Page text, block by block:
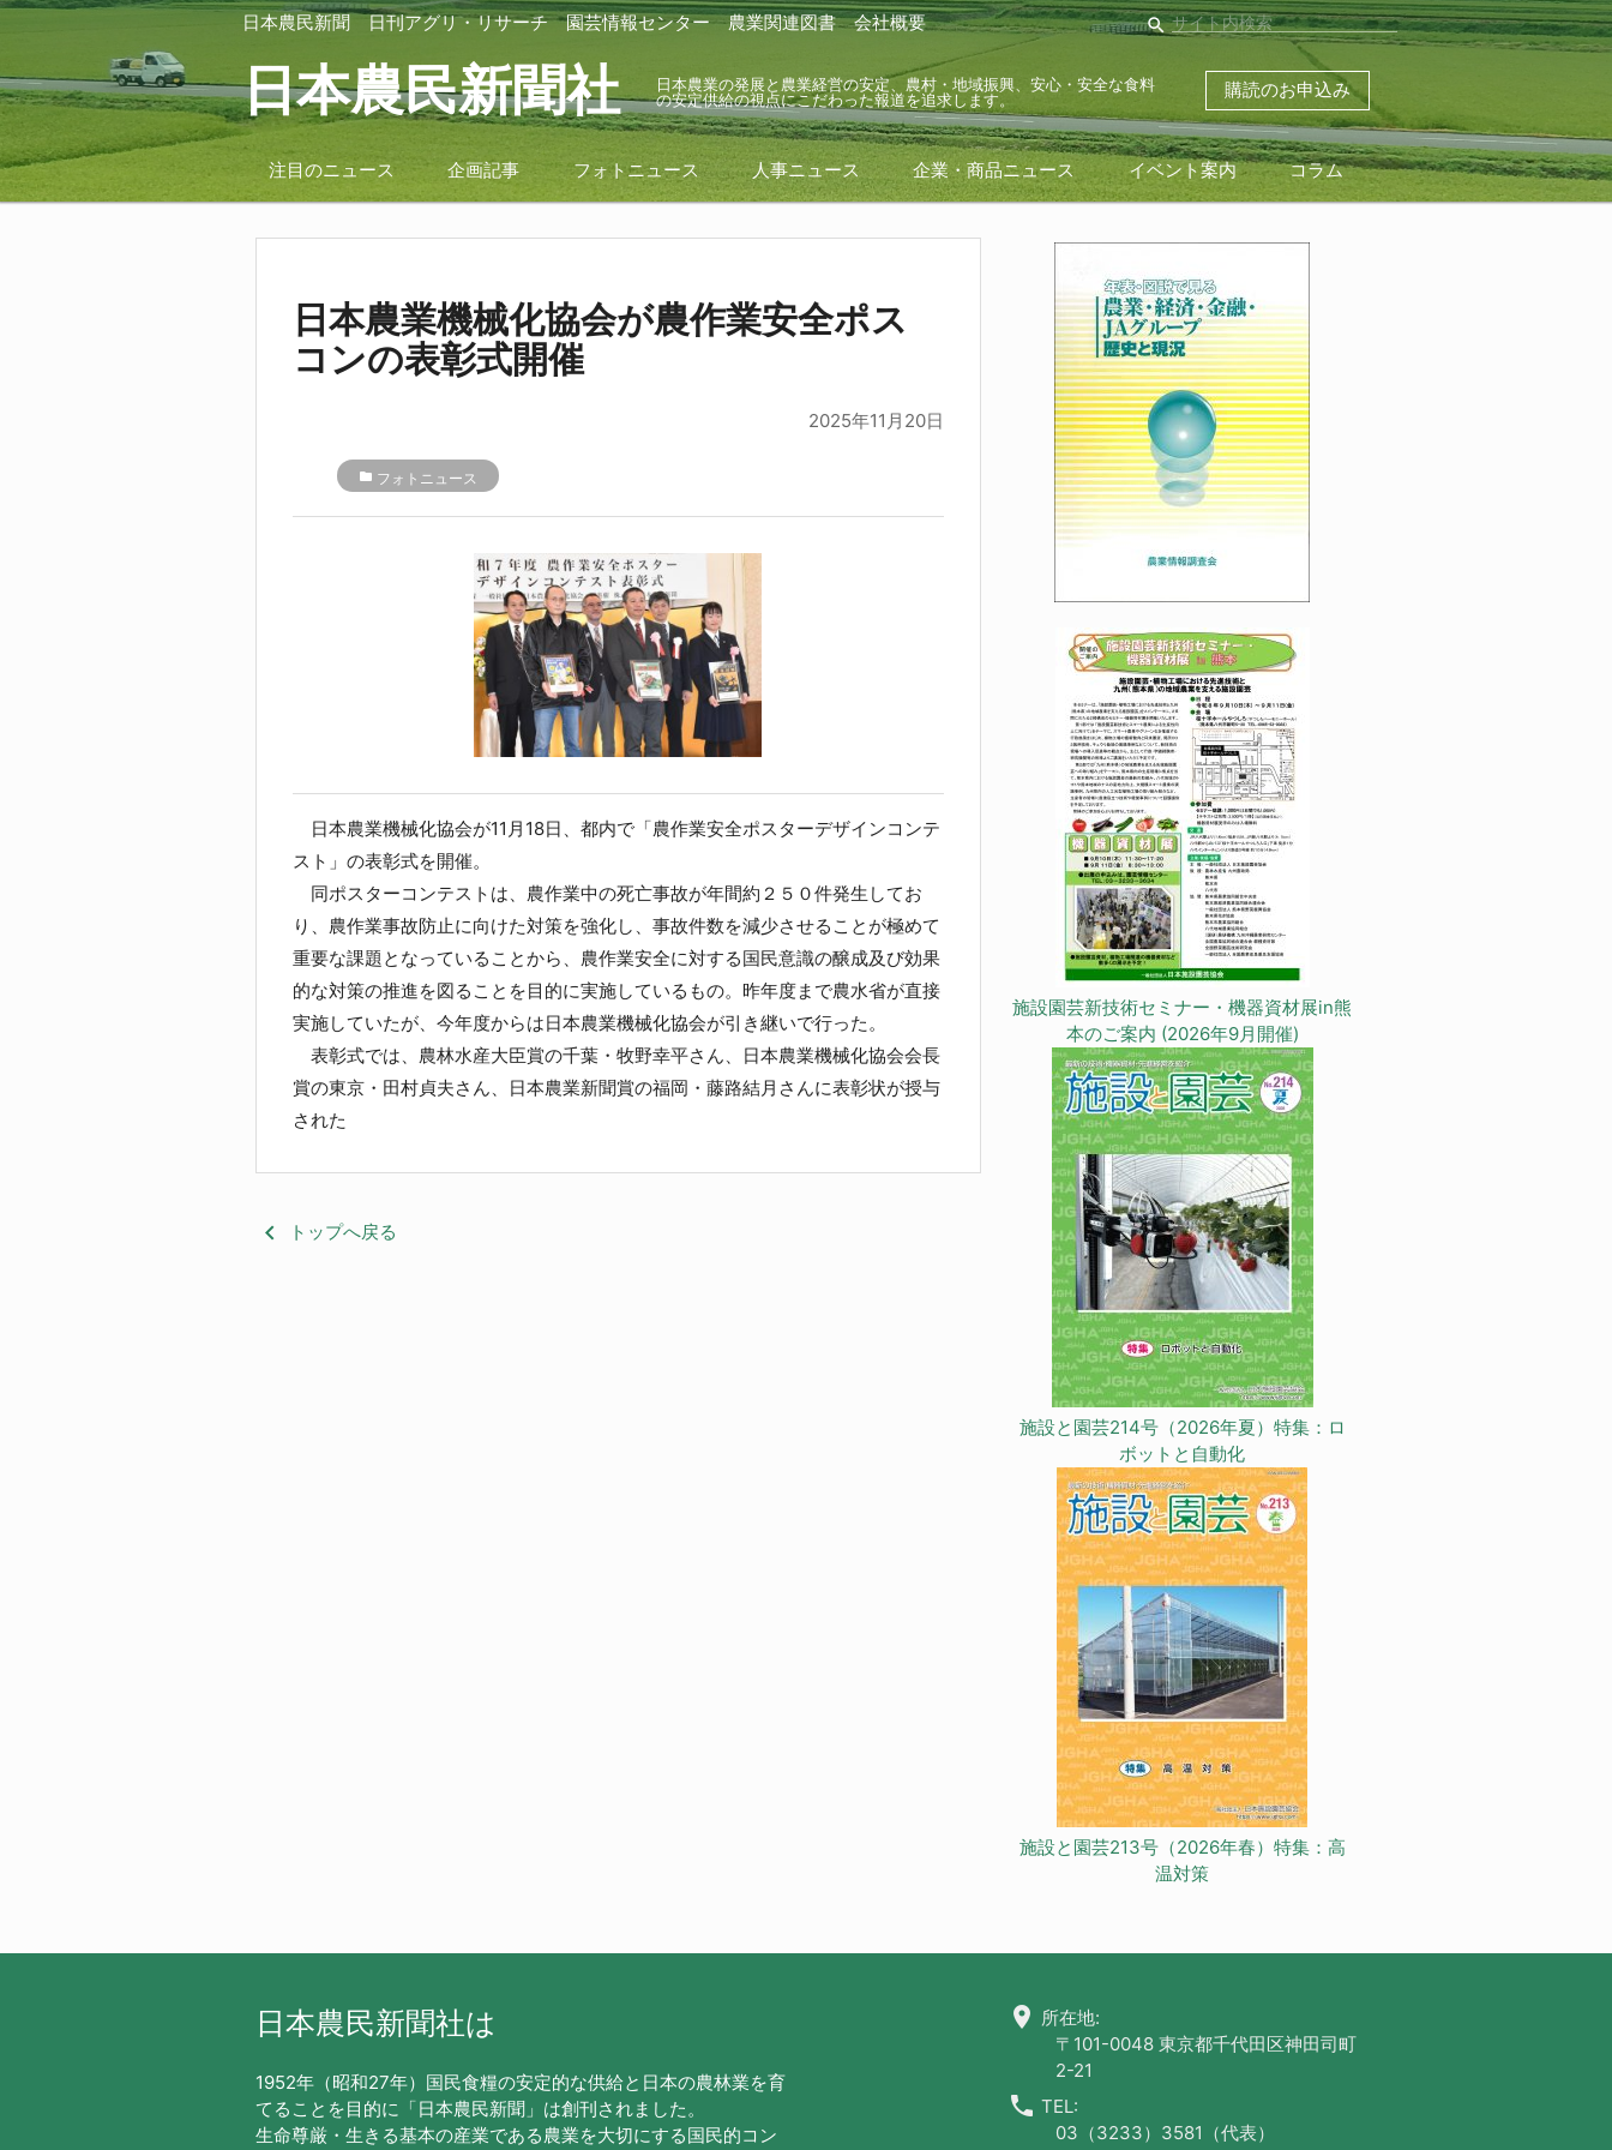
日本農民新聞 日刊アグリ・リサーチ 園芸情報センター 農業関連図書 会社概要 search
日本農民新聞社
日本農業の発展と農業経営の安定、農村・地域振興、安心・安全な食料
の安定供給の視点にこだわった報道を追求します。
購読のお申込み
注目のニュース 企画記事 フォトニュース 人事ニュース 企業・商品ニュース イベント案内 コラム
日本農業機械化協会が農作業安全ポス
コンの表彰式開催
2025年11月20日
folder フォトニュース
日本農業機械化協会が11月18日、都内で「農作業安全ポスターデザインコンテ
スト」の表彰式を開催。
同ポスターコンテストは、農作業中の死亡事故が年間約２５０件発生してお
り、農作業事故防止に向けた対策を強化し、事故件数を減少させることが極めて
重要な課題となっていることから、農作業安全に対する国民意識の醸成及び効果
的な対策の推進を図ることを目的に実施しているもの。昨年度まで農水省が直接
実施していたが、今年度からは日本農業機械化協会が引き継いで行った。
表彰式では、農林水産大臣賞の千葉・牧野幸平さん、日本農業機械化協会会長
賞の東京・田村貞夫さん、日本農業新聞賞の福岡・藤路結月さんに表彰状が授与
された
keyboard_arrow_left トップへ戻る
施設園芸新技術セミナー・機器資材展in熊
本のご案内 (2026年9月開催)
施設と園芸214号（2026年夏）特集：ロ
ボットと自動化
施設と園芸213号（2026年春）特集：高
温対策
日本農民新聞社は
1952年（昭和27年）国民食糧の安定的な供給と日本の農林業を育
てることを目的に「日本農民新聞」は創刊されました。
生命尊厳・生きる基本の産業である農業を大切にする国民的コン
location_on 所在地:
〒101-0048 東京都千代田区神田司町
2-21
call TEL:
03（3233）3581（代表）